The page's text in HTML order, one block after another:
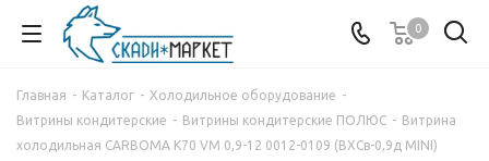
0
Главная - Каталог - Холодильное оборудование -
Витрины кондитерские - Витрины кондитерские ПОЛЮС - Витрина
холодильная CARBOMA K70 VM 0,9-12 0012-0109 (ВХСв-0,9д MINI)